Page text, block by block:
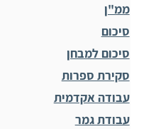
ממ"ן
סיכום
סיכום למבחן
סקירת ספרות
עבודה אקדמית
עבודת גמר